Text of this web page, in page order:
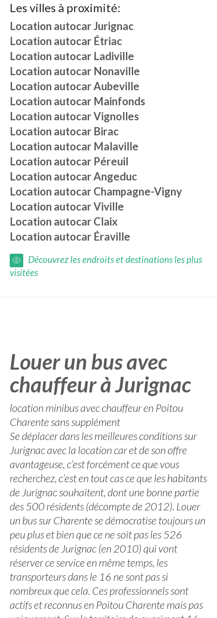
Les villes à proximité:
Location autocarJurignac
Location autocar Étriac
Location autocar Ladiville
Location autocar Nonaville
Location autocarAubeville
Location autocar Mainfonds
Location autocarVignolles
Location autocar Birac
Location autocar Malaville
Location autocar Péreuil
Location autocarAngeduc
Location autocarChampagne-Vigny
Location autocarViville
Location autocarClaix
Location autocar Éraville
Découvrez les endroits et destinations les plus
visitées
Louer un bus avec
chauffeur à Jurignac
location minibus avec chauffeur en Poitou
Charente sans supplément
Se déplacer dans les meilleures conditions sur
Jurignac avec la location car et de son offre
avantageuse, c’est forcément ce que vous
recherchez, c’est en tout cas ce que les habitants
de Jurignac souhaitent, dont une bonne partie
des 500 résidents (décompte de 2012). Louer
un bus sur Charente se démocratise toujours un
peu plus et bien que ce ne soit pas les 526
résidents de Jurignac (en 2010) qui vont
réserver ce service en même temps, les
transporteurs dans le 16 ne sont pas si
nombreux que cela. Ces professionnels sont
actifs et reconnus en Poitou Charente mais pas